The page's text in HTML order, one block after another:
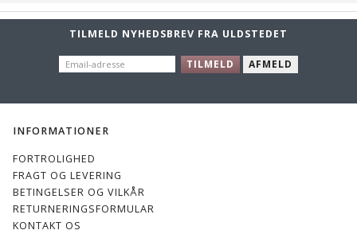
TILMELD NYHEDSBREV FRA ULDSTEDET
EMAIL-
ADRESSE
TILMELD AFMELD
INFORMATIONER
FORTROLIGHED
FRAGT OG LEVERING
BETINGELSER OG VILKÅR
RETURNERINGSFORMULAR
KONTAKT OS